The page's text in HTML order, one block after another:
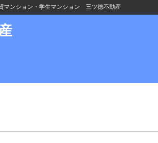
マンション・学生マンション 三ツ徳不動産